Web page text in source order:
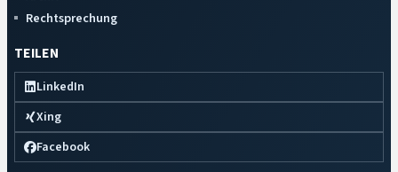
Rechtsprechung
TEILEN
LinkedIn
Xing
Facebook